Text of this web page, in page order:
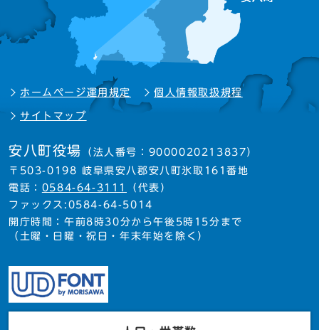
ホームページ運用規定 個人情報取扱規程
サイトマップ
安八町役場 （法人番号：9000020213837）
〒503-0198 岐阜県安八郡安八町氷取161番地
電話： 0584-64-3111
（代表）
ファックス:0584-64-5014
開庁時間：午前8時30分から午後5時15分まで
（土曜・日曜・祝日・年末年始を除く）